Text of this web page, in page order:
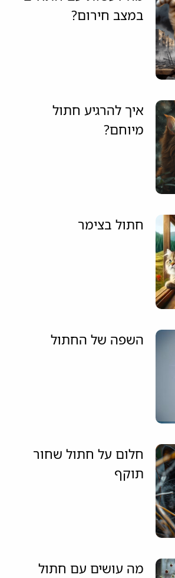
במצב חירום?
איך להרגיע חתול
מיוחם?
חתול בצימר
השפה של החתול
חלום על חתול שחור
תוקף
מה עושים עם חתול